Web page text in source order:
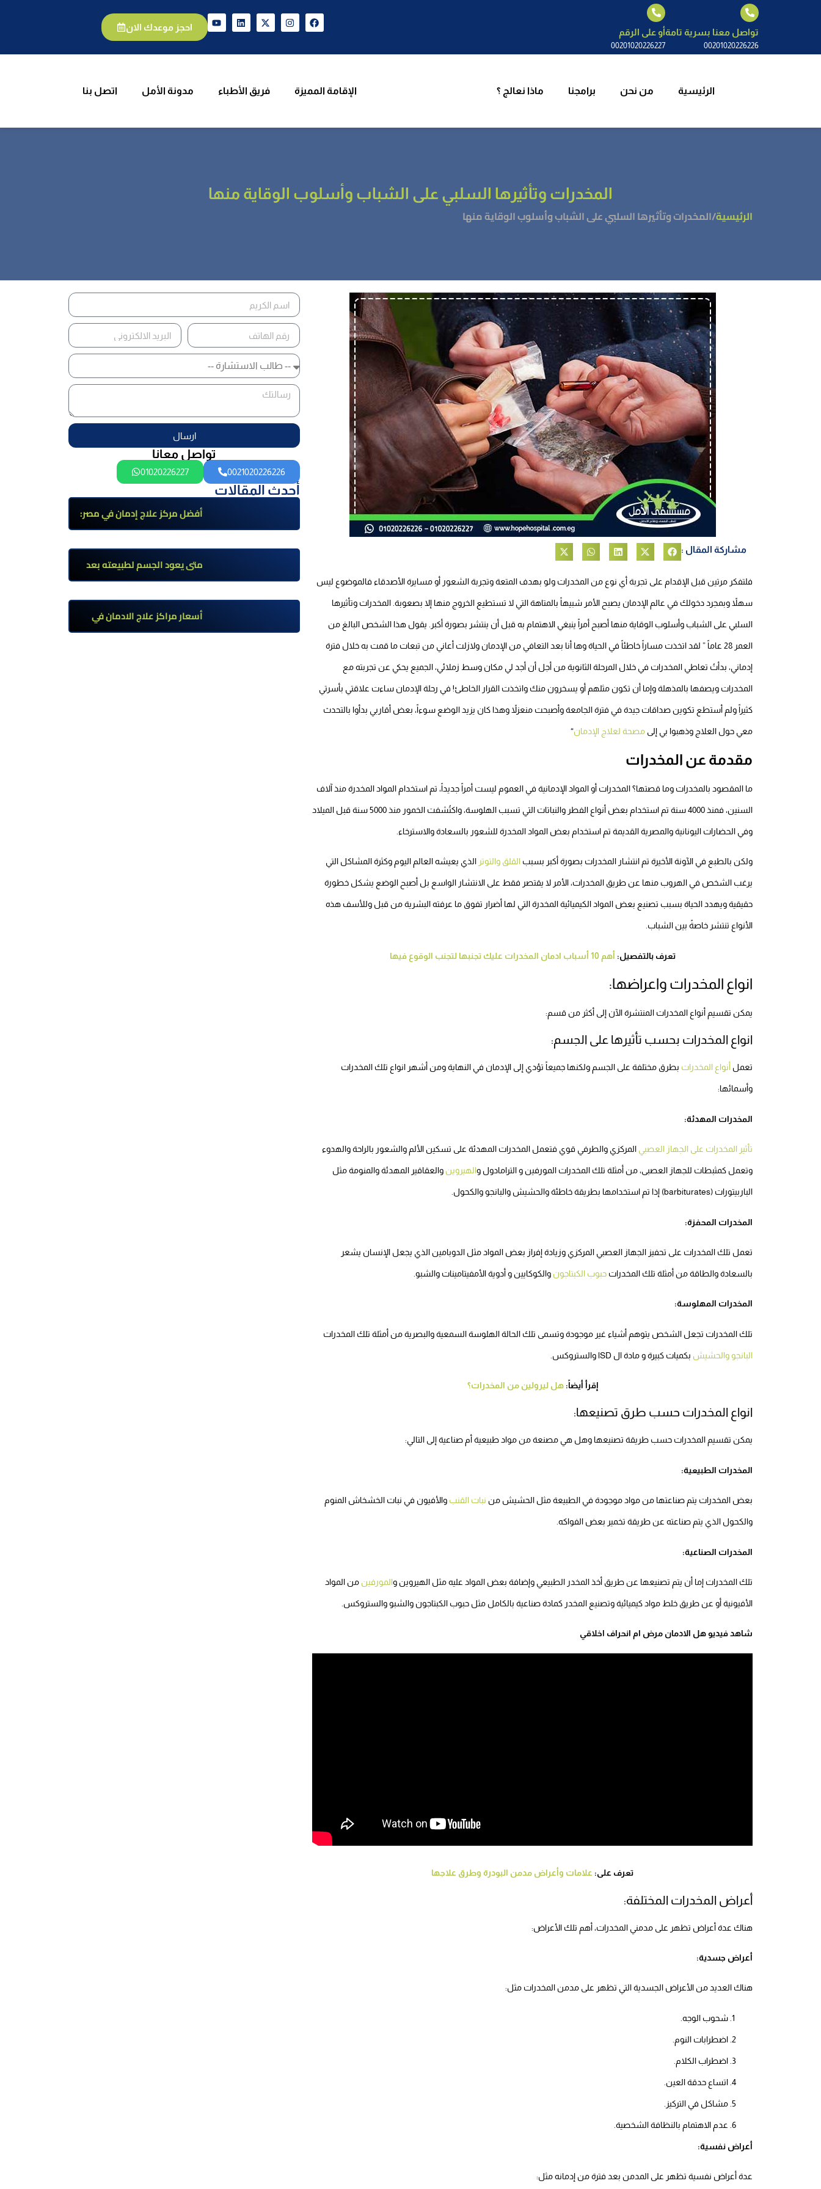
تواصل معنا بسرية تامة
00201020226226
أو على الرقم
00201020226227
احجز موعدك الان
الرئيسية من نحن برامجنا ماذا نعالج ؟ الإقامة المميزة فريق الأطباء مدونة الأمل اتصل بنا
فريق الأطباء مدونة الأمل اتصل بنا
المخدرات وتأثيرها السلبي على الشباب وأسلوب الوقاية منها
الرئيسية/المخدرات وتأثيرها السلبي على الشباب وأسلوب الوقاية منها
مشاركة المقال :
فلتفكر مرتين قبل الإقدام على تجربة أي نوع من المخدرات ولو بهدف المتعة وتجربة الشعور أو مسايرة الأصدقاء فالموضوع ليس
سهلاً وبمجرد دخولك في عالم الإدمان يصبح الأمر شبيهاً بالمتاهة التي لا تستطيع الخروج منها إلا بصعوبة. المخدرات وتأثيرها
السلبي على الشباب وأسلوب الوقاية منها أصبح أمراً ينبغي الاهتمام به قبل أن ينتشر بصورة أكبر. يقول هذا الشخص البالغ من
العمر 28 عاماً ” لقد اتخذت مساراً خاطئاً في الحياة وها أنا بعد التعافي من الإدمان ولازلت أعاني من تبعات ما قمت به خلال فترة
إدماني، بدأتُ تعاطي المخدرات في خلال المرحلة الثانوية من أجل أن أجد لي مكان وسط زملائي، الجميع يحكي عن تجربته مع
المخدرات ويصفها بالمذهلة وإما أن تكون مثلهم أو يسخرون منك واتخذت القرار الخاطئ! في رحلة الإدمان ساءت علاقتي بأسرتي
كثيراً ولم أستطع تكوين صداقات جيدة في فترة الجامعة وأصبحت منعزلاً وهذا كان يزيد الوضع سوءاً، بعض أقاربي بدأوا بالتحدث
معي حول العلاج وذهبوا بي إلى مصحة لعلاج الإدمان“
مقدمة عن المخدرات
ما المقصود بالمخدرات وما قصتها؟ المخدرات أو المواد الإدمانية في العموم ليست أمراً جديداً، تم استخدام المواد المخدرة منذ آلاف
السنين، فمنذ 4000 سنة تم استخدام بعض أنواع الفطر والنباتات التي تسبب الهلوسة، واكتُشفت الخمور منذ 5000 سنة قبل الميلاد
وفي الحضارات اليونانية والمصرية القديمة تم استخدام بعض المواد المخدرة للشعور بالسعادة والاسترخاء.
ولكن بالطبع في الآونة الأخيرة تم انتشار المخدرات بصورة أكبر بسبب القلق والتوتر الذي يعيشه العالم اليوم وكثرة المشاكل التي
يرغب الشخص في الهروب منها عن طريق المخدرات، الأمر لا يقتصر فقط على الانتشار الواسع بل أصبح الوضع يشكل خطورة
حقيقية ويهدد الحياة بسبب تصنيع بعض المواد الكيميائية المخدرة التي لها أضرار تفوق ما عرفته البشرية من قبل وللأسف هذه
الأنواع تنتشر خاصةً بين الشباب.
تعرف بالتفصيل:أهم 10 أسباب ادمان المخدرات عليك تجنبها لتجنب الوقوع فيها
انواع المخدرات واعراضها:
يمكن تقسيم أنواع المخدرات المنتشرة الآن إلى أكثر من قسم:
انواع المخدرات بحسب تأثيرها على الجسم:
تعمل أنواع المخدرات بطرق مختلفة على الجسم ولكنها جميعاً تؤدي إلى الإدمان في النهاية ومن أشهر انواع تلك المخدرات
وأسمائها:
المخدرات المهدئة:
تأثير المخدرات على الجهاز العصبي المركزي والطرفي قوي فتعمل المخدرات المهدئة على تسكين الألم والشعور بالراحة والهدوء
وتعمل كمثبطات للجهاز العصبى، من أمثلة تلك المخدرات المورفين و الترامادول والهيروين والعقاقير المهدئة والمنومة مثل
الباربيتورات (barbiturates) إذا تم استخدامها بطريقة خاطئة والحشيش والبانجو والكحول.
المخدرات المحفزة:
تعمل تلك المخدرات على تحفيز الجهاز العصبي المركزي وزيادة إفراز بعض المواد مثل الدوبامين الذي يجعل الإنسان يشعر
بالسعادة والطاقة من أمثلة تلك المخدرات حبوب الكبتاجون والكوكايين و أدوية الأمفيتامينات والشبو.
المخدرات المهلوسة:
تلك المخدرات تجعل الشخص يتوهم أشياء غير موجودة وتسمى تلك الحالة الهلوسة السمعية والبصرية من أمثلة تلك المخدرات
البانجو والحشيش بكميات كبيرة و مادة ال lSD والستروكس.
إقرأ أيضاً:هل ليرولين من المخدرات؟
انواع المخدرات حسب طرق تصنيعها:
يمكن تقسيم المخدرات حسب طريقة تصنيعها وهل هي مصنعة من مواد طبيعية أم صناعية إلى التالي:
المخدرات الطبيعية:
بعض المخدرات يتم صناعتها من مواد موجودة في الطبيعة مثل الحشيش من نبات القنب والأفيون في نبات الخشخاش المنوم
والكحول الذي يتم صناعته عن طريقة تخمير بعض الفواكه.
المخدرات الصناعية:
تلك المخدرات إما أن يتم تصنيعها عن طريق أخذ المخدر الطبيعي وإضافة بعض المواد عليه مثل الهيروين والمورفين من المواد
الأفيونية أو عن طريق خلط مواد كيميائية وتصنيع المخدر كمادة صناعية بالكامل مثل حبوب الكبتاجون والشبو والستروكس.
شاهد فيديو هل الادمان مرض ام انحراف اخلاقي
تعرف على: علامات وأعراض مدمن البودرة وطرق علاجها
أعراض المخدرات المختلفة:
هناك عدة أعراض تظهر على مدمني المخدرات، أهم تلك الأعراض:
أعراض جسدية:
هناك العديد من الأعراض الجسدية التي تظهر على مدمن المخدرات مثل:
شحوب الوجه.
اضطرابات النوم.
اضطراب الكلام.
اتساع حدقة العين.
مشاكل في التركيز.
عدم الاهتمام بالنظافة الشخصية.
أعراض نفسية:
عدة أعراض نفسية تظهر على المدمن بعد فترة من إدمانه مثل:
ارسال
تواصل معانا
0021020226226
01020226227
أحدث المقالات
أفضل مركز علاج إدمان في مصر:
برامج علاج معتمدة وتعافي آمن
تحت إشراف طبي
متى يعود الجسم لطبيعته بعد
ترك مخدر الآيس؟ مراحل التعافي
والعوامل المؤثرة
أسعار مراكز علاج الادمان في
مصر: كم تبلغ التكلفة وما الذي